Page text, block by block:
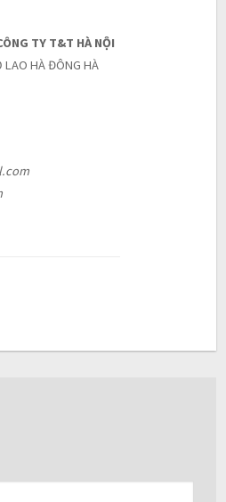
TY T&T HÀ NỘI
LAO HÀ ĐÔNG HÀ